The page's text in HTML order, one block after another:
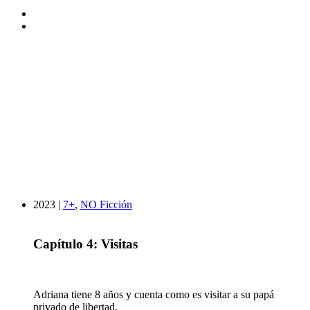
2023 | 7+, NO Ficción
Capítulo 4: Visitas
Adriana tiene 8 años y cuenta como es visitar a su papá
privado de libertad.